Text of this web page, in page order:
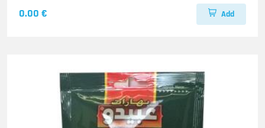
0.00 € Add